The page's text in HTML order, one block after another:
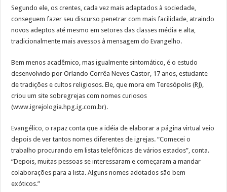
Segundo ele, os crentes, cada vez mais adaptados à sociedade,
conseguem fazer seu discurso penetrar com mais facilidade, atraindo
novos adeptos até mesmo em setores das classes média e alta,
tradicionalmente mais avessos à mensagem do Evangelho.
Bem menos acadêmico, mas igualmente sintomático, é o estudo
desenvolvido por Orlando Corrêa Neves Castor, 17 anos, estudante
de tradições e cultos religiosos. Ele, que mora em Teresópolis (RJ),
criou um site sobregrejas com nomes curiosos
(www.igrejologia.hpg.ig.com.br).
Evangélico, o rapaz conta que a idéia de elaborar a página virtual veio
depois de ver tantos nomes diferentes de igrejas. “Comecei o
trabalho procurando em listas telefônicas de vários estados”, conta.
“Depois, muitas pessoas se interessaram e começaram a mandar
colaborações para a lista. Alguns nomes adotados são bem
exóticos.”